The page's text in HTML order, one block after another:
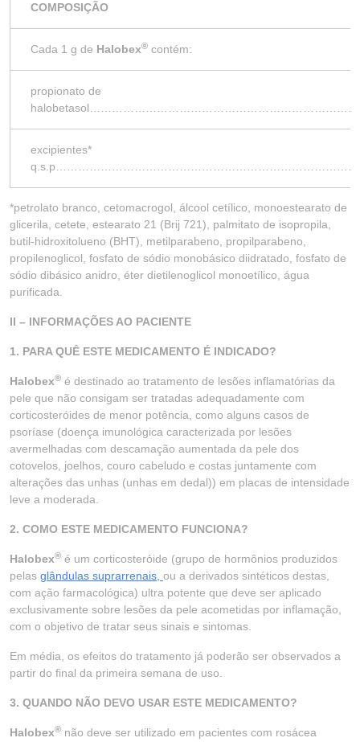
COMPOSIÇÃO
Cada 1 g de Halobex® contém:
propionato de
excipientes*
*petrolato branco, cetomacrogol, álcool cetílico, monoestearato de
glicerila, cetete, estearato 21 (Brij 721), palmitato de isopropila,
butil-hidroxitolueno (BHT), metilparabeno, propilparabeno,
propilenoglicol, fosfato de sódio monobásico diidratado, fosfato de
sódio dibásico anidro, éter dietilenoglicol monoetílico, água
purificada.
II – INFORMAÇÕES AO PACIENTE
1. PARA QUÊ ESTE MEDICAMENTO É INDICADO?
Halobex® é destinado ao tratamento de lesões inflamatórias da
pele que não consigam ser tratadas adequadamente com
corticosteróides de menor potência, como alguns casos de
psoríase (doença imunológica caracterizada por lesões
avermelhadas com descamação aumentada da pele dos
cotovelos, joelhos, couro cabeludo e costas juntamente com
alterações das unhas (unhas em dedal)) em placas de intensidade
leve a moderada.
2. COMO ESTE MEDICAMENTO FUNCIONA?
Halobex® é um corticosteróide (grupo de hormônios produzidos
pelas glândulas suprarrenais, ou a derivados sintéticos destas,
com ação farmacológica) ultra potente que deve ser aplicado
exclusivamente sobre lesões da pele acometidas por inflamação,
com o objetivo de tratar seus sinais e sintomas.
Em média, os efeitos do tratamento já poderão ser observados a
partir do final da primeira semana de uso.
3. QUANDO NÃO DEVO USAR ESTE MEDICAMENTO?
Halobex® não deve ser utilizado em pacientes com rosácea